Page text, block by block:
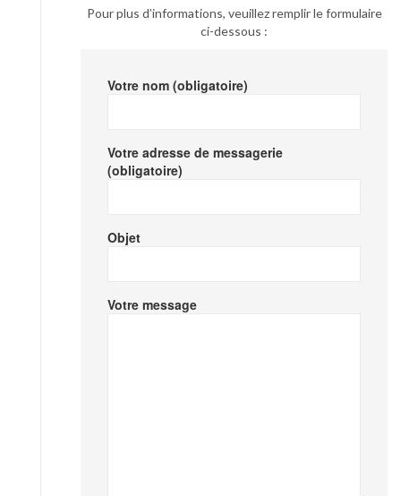
Pour plus d’informations, veuillez remplir le formulaire
ci-dessous :
Votre nom (obligatoire)
Votre adresse de messagerie
(obligatoire)
Objet
Votre message